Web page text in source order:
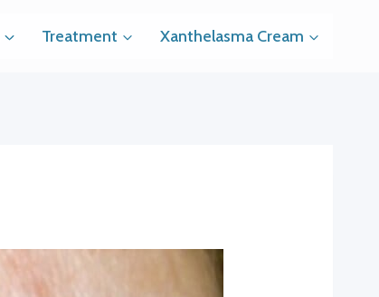
Treatment Xanthelasma Cream